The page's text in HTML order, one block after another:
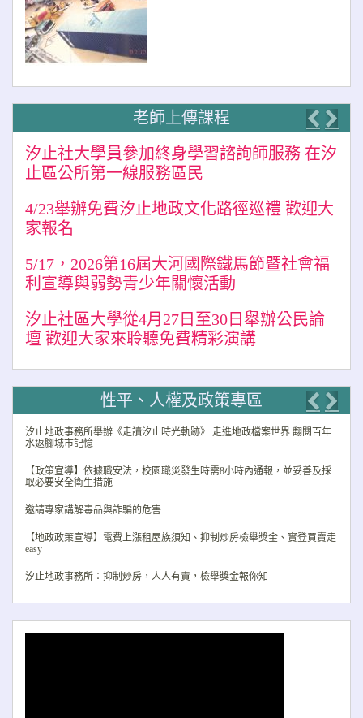
老師上傳課程
汐止社大學員參加終身學習諮詢師服務 在汐
止區公所第一線服務區民
4/23舉辦免費汐止地政文化路徑巡禮 歡迎大
家報名
5/17，2026第16屆大河國際鐵馬節暨社會福
利宣導與弱勢青少年關懷活動
汐止社區大學從4月27日至30日舉辦公民論
壇 歡迎大家來聆聽免費精彩演講
性平、人權及政策專區
汐止地政事務所舉辦《走讀汐止時光軌跡》 走進地政檔案世界 翻閱百年
水返腳城市記憶
【政策宣導】依據職安法，校園職災發生時需8小時內通報，並妥善及採
取必要安全衛生措施
邀請專家講解毒品與詐騙的危害
【地政政策宣導】電費上漲租屋族須知、抑制炒房檢舉獎金、實登買賣走
easy
汐止地政事務所：抑制炒房，人人有責，檢舉獎金報你知